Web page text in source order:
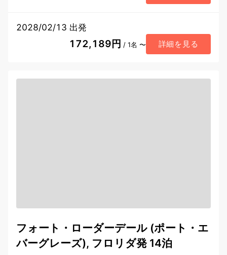
2028/02/13 出発
172,189円 / 1名 〜 詳細を見る
フォート・ローダーデール (ポート・エ
バーグレーズ), フロリダ発 14泊